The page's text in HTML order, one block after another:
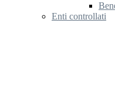
Enti controllati